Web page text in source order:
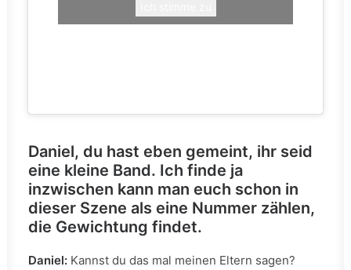
Daniel, du hast eben gemeint, ihr seid
eine kleine Band. Ich finde ja
inzwischen kann man euch schon in
dieser Szene als eine Nummer zählen,
die Gewichtung findet.
Daniel: Kannst du das mal meinen Eltern sagen?